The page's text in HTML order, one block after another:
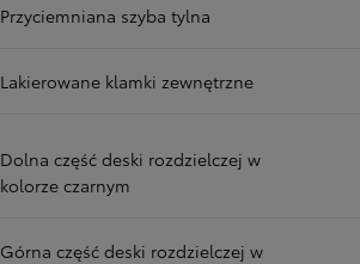
Przyciemniana szyba tylna
Lakierowane klamki zewnętrzne
Dolna część deski rozdzielczej w
kolorze czarnym
Górna część deski rozdzielczej w